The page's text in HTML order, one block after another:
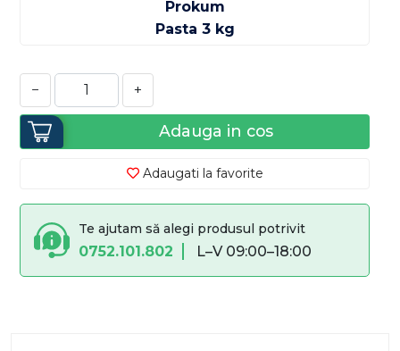
− +
Adauga in cos
Adaugati la favorite
Te ajutam să alegi produsul potrivit
0752.101.802 L–V 09:00–18:00